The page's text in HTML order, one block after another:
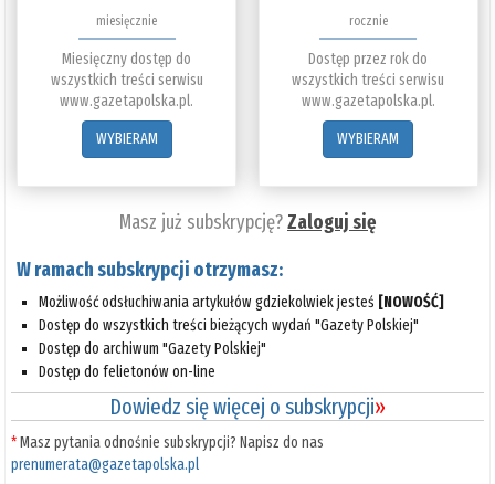
miesięcznie
Miesięczny dostęp do
wszystkich treści serwisu
www.gazetapolska.pl.
WYBIERAM
rocznie
Dostęp przez rok do
wszystkich treści serwisu
www.gazetapolska.pl.
WYBIERAM
Masz już subskrypcję?Zaloguj się
W ramach subskrypcji otrzymasz:
Możliwość odsłuchiwania artykułów gdziekolwiek jesteś [NOWOŚĆ]
Dostęp do wszystkich treści bieżących wydań "Gazety Polskiej"
Dostęp do archiwum "Gazety Polskiej"
Dostęp do felietonów on-line
Dowiedz się więcej o subskrypcji»
*Masz pytania odnośnie subskrypcji? Napisz do nas
prenumerata@gazetapolska.pl